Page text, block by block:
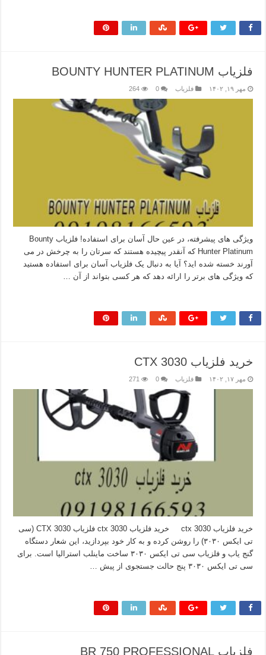
فلزیاب BOUNTY HUNTER PLATINUM
مهر ۱۹, ۱۴۰۲ فلزیاب 0
264
ویژگی های پیشرفته، در عین حال آسان برای استفاده! فلزیاب Bounty
Hunter Platinum که آنقدر پیچیده هستند که سرتان را به چرخش در می
آورند خسته شده اید؟ آیا به دنبال یک فلزیاب آسان برای استفاده هستید
که ویژگی های برتر را ارائه دهد که هر کسی بتواند از آن …
خرید فلزیاب CTX 3030
مهر ۱۷, ۱۴۰۲ فلزیاب 0
271
خرید فلزیاب ctx 3030 خرید فلزیاب ctx 3030 فلزیاب CTX 3030 (سی
تی ایکس ۳۰۳۰) را روشن کرده و به کار خود بپردازید، این شعار دستگاه
گنج یاب و فلزیاب سی تی ایکس ۳۰۳۰ ساخت ماینلب استرالیا است. برای
سی تی ایکس ۳۰۳۰ پنج حالت جستجوی از پیش …
فلزیاب BR 750 PROFESSIONAL